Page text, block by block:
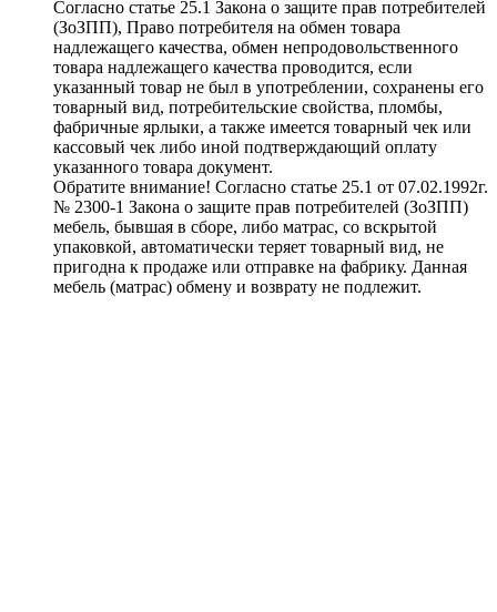
Согласно статье 25.1 Закона о защите прав потребителей
(ЗоЗПП), Право потребителя на обмен товара
надлежащего качества, обмен непродовольственного
товара надлежащего качества проводится, если
указанный товар не был в употреблении, сохранены его
товарный вид, потребительские свойства, пломбы,
фабричные ярлыки, а также имеется товарный чек или
кассовый чек либо иной подтверждающий оплату
указанного товара документ.
Обратите внимание! Согласно статье 25.1 от 07.02.1992г.
№ 2300-1 Закона о защите прав потребителей (ЗоЗПП)
мебель, бывшая в сборе, либо матрас, со вскрытой
упаковкой, автоматически теряет товарный вид, не
пригодна к продаже или отправке на фабрику. Данная
мебель (матрас) обмену и возврату не подлежит.